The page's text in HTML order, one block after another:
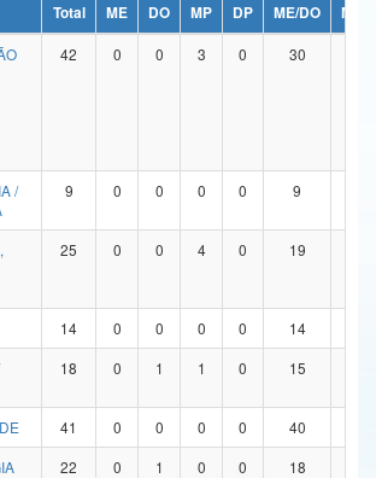
Inovações e Comunicações
Regional
e dos Direitos Humanos
Total ME DO MP DP ME/DO
MP/
42 0 0 3 0 30
/
9 0 0 0 0 9
25 0 0 4 0 19
14 0 0 0 0 14
18 0 1 1 0 15
41 0 0 0 0 40
22 0 1 0 0 18